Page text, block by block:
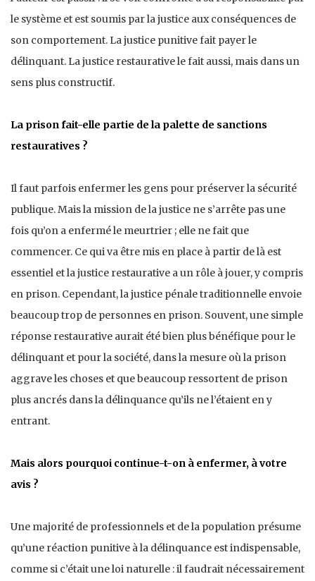
le système et est soumis par la justice aux conséquences de
son comportement. La justice punitive fait payer le
délinquant. La justice restaurative le fait aussi, mais dans un
sens plus constructif.
La prison fait-elle partie de la palette de sanctions
restauratives ?
Il faut parfois enfermer les gens pour préserver la sécurité
publique. Mais la mission de la justice ne s’arrête pas une
fois qu’on a enfermé le meurtrier ; elle ne fait que
commencer. Ce qui va être mis en place à partir de là est
essentiel et la justice restaurative a un rôle à jouer, y compris
en prison. Cependant, la justice pénale traditionnelle envoie
beaucoup trop de personnes en prison. Souvent, une simple
réponse restaurative aurait été bien plus bénéfique pour le
délinquant et pour la société, dans la mesure où la prison
aggrave les choses et que beaucoup ressortent de prison
plus ancrés dans la délinquance qu’ils ne l’étaient en y
entrant.
Mais alors pourquoi continue-t-on à enfermer, à votre
avis ?
Une majorité de professionnels et de la population présume
qu’une réaction punitive à la délinquance est indispensable,
comme si c’était une loi naturelle : il faudrait nécessairement